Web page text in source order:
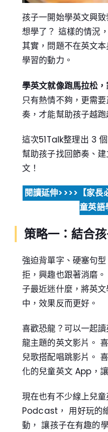
孩子一開始學英文興
想學了？ 這樣的情況
其實，問題不在英文
學習的動力。
學英文就像跑馬拉松
只有熱情不夠，更需
奏，才能幫助孩子越
這次51Talk整理出 3
幫助孩子找回節奏、
文！
閱讀延伸>>>> 【家
童英語
策略一：結合
強迫背單字、硬塞句
拒，興趣也跟著消磨
子最近迷什麼，將英
中，效果反而更好。
喜歡恐龍？可以一起
龍主題的英文影片。
兒歌搭配唱跳影片。
化的兒童英文 App，
現在也有不少線上兒
Podcast， 用好玩的
動， 讓孩子在有趣的